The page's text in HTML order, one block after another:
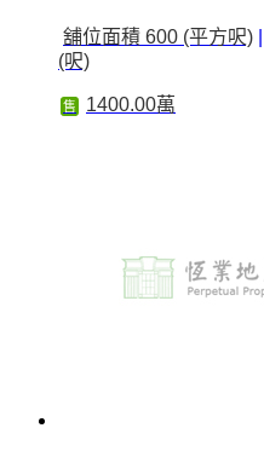
舖位面積 600 (平方呎)
(呎)
售 1400.00萬